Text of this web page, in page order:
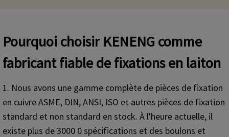
Pourquoi choisir KENENG comme
fabricant fiable de fixations en laiton
1. Nous avons une gamme complète de pièces de fixation
en cuivre ASME, DIN, ANSI, ISO et autres pièces de fixation
standard et non standard en stock. À l'heure actuelle, il
existe plus de 3000 0 spécifications et des boulons et